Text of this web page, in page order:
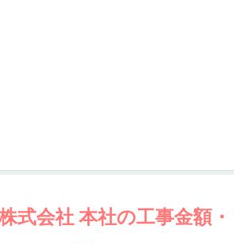
式会社 本社の工事金額・